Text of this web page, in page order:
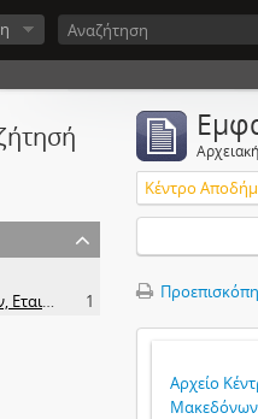
Κέντρο Αποδήμων Μακεδόνων, Εταιρεία Μακεδονικών Σπουδών.
1
Αρχείο
Μακεδόνων